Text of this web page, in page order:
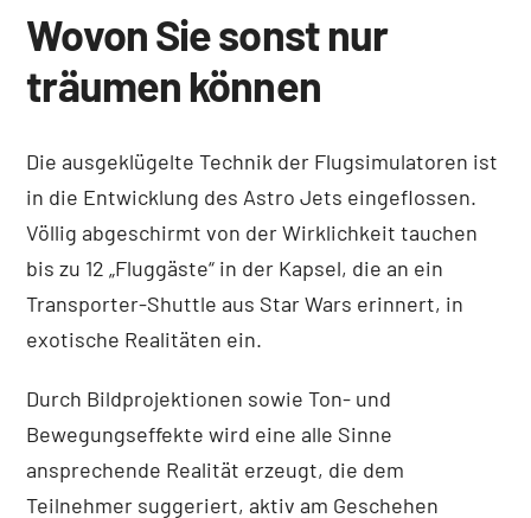
Wovon Sie sonst nur
träumen können
Die ausgeklügelte Technik der Flugsimulatoren ist
in die Entwicklung des Astro Jets eingeflossen.
Völlig abgeschirmt von der Wirklichkeit tauchen
bis zu 12 „Fluggäste“ in der Kapsel, die an ein
Transporter-Shuttle aus Star Wars erinnert, in
exotische Realitäten ein.
Durch Bildprojektionen sowie Ton- und
Bewegungseffekte wird eine alle Sinne
ansprechende Realität erzeugt, die dem
Teilnehmer suggeriert, aktiv am Geschehen